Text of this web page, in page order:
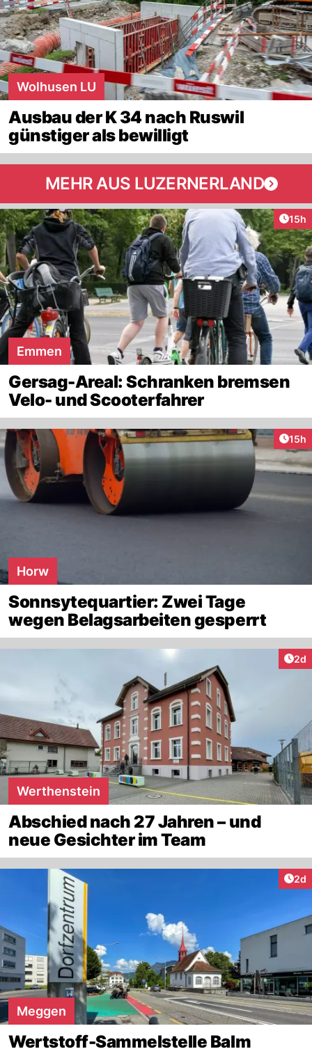
Wolhusen LU
Ausbau der K 34 nach Ruswil
günstiger als bewilligt
MEHR AUS LUZERNERLAND
15h
Emmen
Gersag-Areal: Schranken bremsen
Velo- und Scooterfahrer
15h
Horw
Sonnsytequartier: Zwei Tage
wegen Belagsarbeiten gesperrt
2d
Werthenstein
Abschied nach 27 Jahren – und
neue Gesichter im Team
2d
Meggen
Wertstoff-Sammelstelle Balm